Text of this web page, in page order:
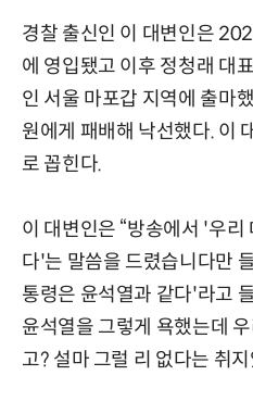
경찰 출신인 이 대변인은
에 영입됐고 이후 정청래 대
인 서울 마포갑 지역에 출마
원에게 패배해 낙선했다. 이
로 꼽힌다.
이 대변인은 “방송에서 '우
다'는 말씀을 드렸습니다만
통령은 윤석열과 같다'라고
윤석열을 그렇게 욕했는데
고? 설마 그럴 리 없다는 취